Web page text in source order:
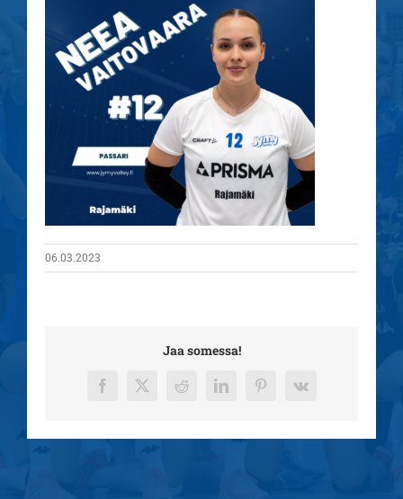
06.03.2023
Jaa somessa!
Facebook
X RedditLinkedInPinterest
Vk